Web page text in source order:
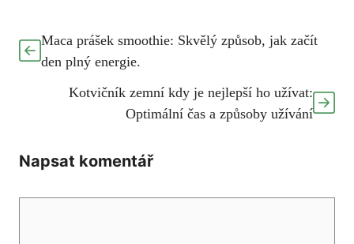
Maca prášek smoothie: Skvělý způsob, jak začít
den plný energie.
Kotvičník zemní kdy je nejlepší ho užívat:
Optimální čas a způsoby užívání
Napsat komentář